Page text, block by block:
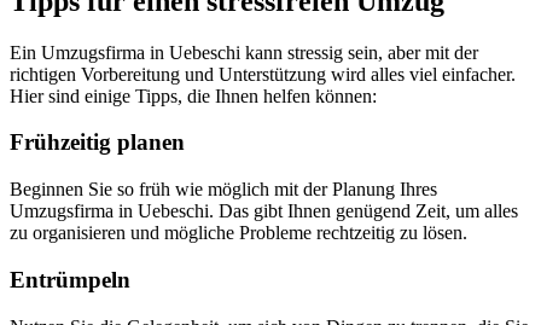
Ein Umzugsfirma in Uebeschi kann stressig sein, aber mit der
richtigen Vorbereitung und Unterstützung wird alles viel einfacher.
Hier sind einige Tipps, die Ihnen helfen können:
Frühzeitig planen
Beginnen Sie so früh wie möglich mit der Planung Ihres
Umzugsfirma in Uebeschi. Das gibt Ihnen genügend Zeit, um alles
zu organisieren und mögliche Probleme rechtzeitig zu lösen.
Entrümpeln